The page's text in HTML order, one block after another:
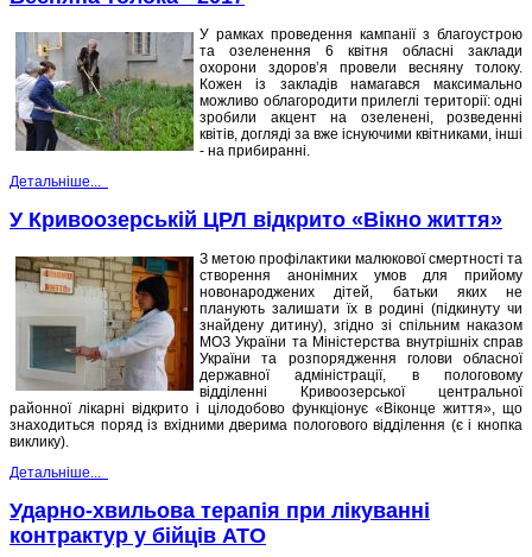
У рамках проведення кампанії з благоустрою
та озеленення 6 квітня обласні заклади
охорони здоров’я провели весняну толоку.
Кожен із закладів намагався максимально
можливо облагородити прилеглі території: одні
зробили акцент на озеленені, розведенні
квітів, догляді за вже існуючими квітниками, інші
- на прибиранні.
Детальніше...
У Кривоозерській ЦРЛ відкрито «Вікно життя»
З метою профілактики малюкової смертності та
створення анонімних умов для прийому
новонароджених дітей, батьки яких не
планують залишати їх в родині (підкинуту чи
знайдену дитину), згідно зі спільним наказом
МОЗ України та Міністерства внутрішніх справ
України та розпорядження голови обласної
державної адміністрації, в пологовому
відділенні Кривоозерської центральної
районної лікарні відкрито і цілодобово функціонує «Віконце життя», що
знаходиться поряд із вхідними дверима пологового відділення (є і кнопка
виклику).
Детальніше...
Ударно-хвильова терапія при лікуванні
контрактур у бійців АТО